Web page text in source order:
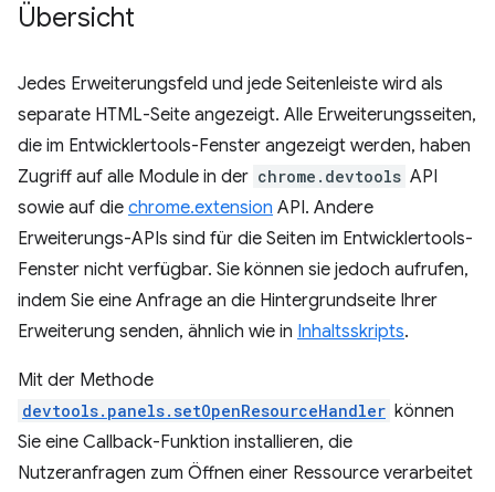
Übersicht
Jedes Erweiterungsfeld und jede Seitenleiste wird als
separate HTML-Seite angezeigt. Alle Erweiterungsseiten,
die im Entwicklertools-Fenster angezeigt werden, haben
Zugriff auf alle Module in der chrome.devtools API
sowie auf die chrome.extension API. Andere
Erweiterungs-APIs sind für die Seiten im Entwicklertools-
Fenster nicht verfügbar. Sie können sie jedoch aufrufen,
indem Sie eine Anfrage an die Hintergrundseite Ihrer
Erweiterung senden, ähnlich wie in Inhaltsskripts.
Mit der Methode
devtools.panels.setOpenResourceHandler können
Sie eine Callback-Funktion installieren, die
Nutzeranfragen zum Öffnen einer Ressource verarbeitet